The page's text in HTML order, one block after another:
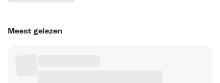
Meest gelezen